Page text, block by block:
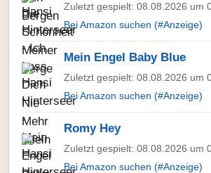
Zuletzt gespielt: 08.08.2026 um
Bei Amazon suchen (#Anzeige)
Mein Engel Baby Blue
Zuletzt gespielt: 08.08.2026 um
Bei Amazon suchen (#Anzeige)
Romy Hey
Zuletzt gespielt: 08.08.2026 um
Bei Amazon suchen (#Anzeige)